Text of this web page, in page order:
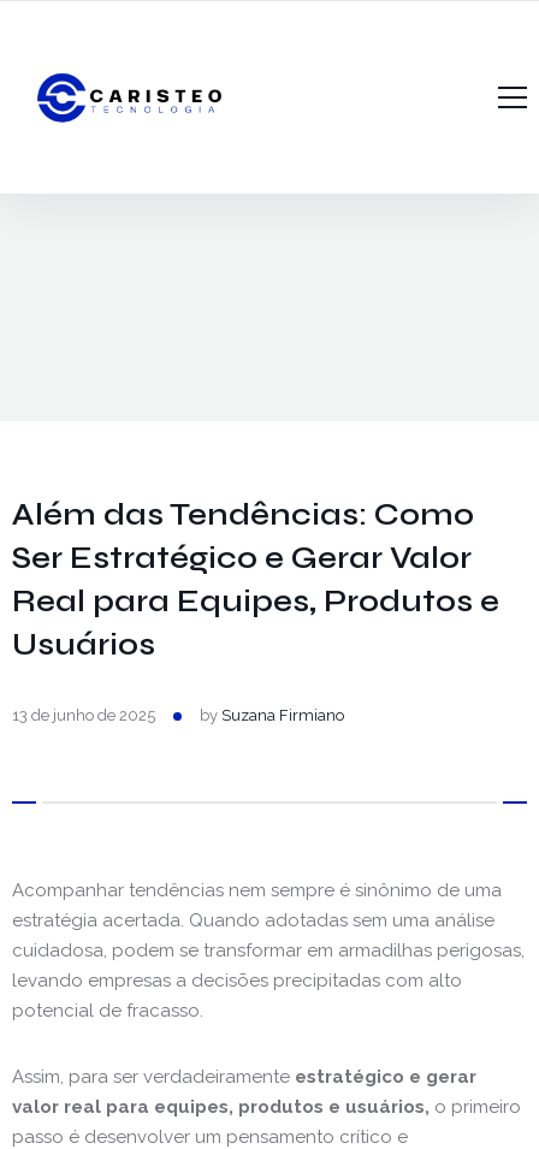
A Caristeo Tecnologia
Além das Tendências: Como
Ser Estratégico e Gerar Valor
Real para Equipes, Produtos e
Usuários
13 de junho de 2025 by Suzana Firmiano
Acompanhar tendências nem sempre é sinônimo de uma
estratégia acertada. Quando adotadas sem uma análise
cuidadosa, podem se transformar em armadilhas perigosas,
levando empresas a decisões precipitadas com alto
potencial de fracasso.
Assim, para ser verdadeiramente estratégico e gerar
valor real para equipes, produtos e usuários, o primeiro
passo é desenvolver um pensamento crítico e